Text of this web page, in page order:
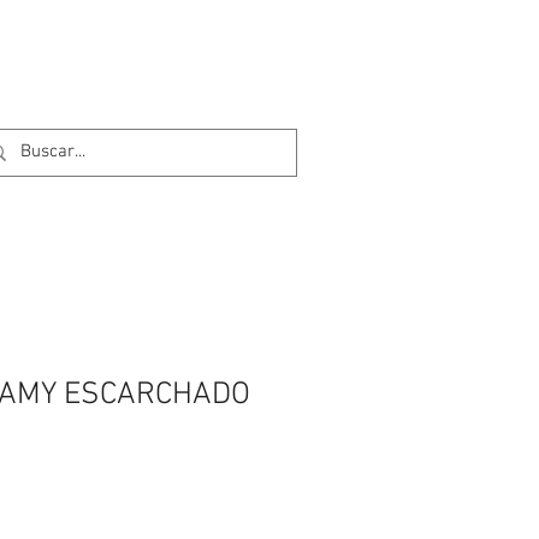
ESCARCHADO